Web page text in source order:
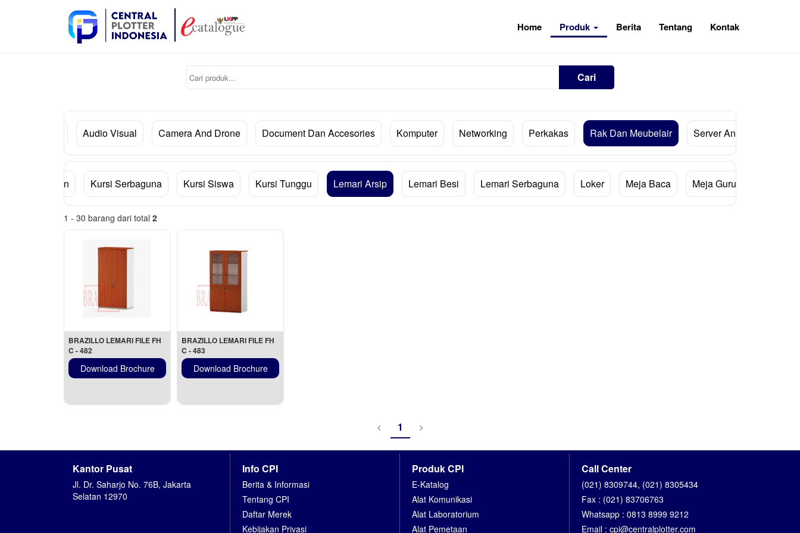
Home Produk Berita Tentang Kontak
Cari
Audio Visual Camera And Drone Document Dan Accesories Komputer Networking Perkakas Rak Dan Meubelair Server And Storage
Meja Makan Kursi Serbaguna Kursi Siswa Kursi Tunggu Lemari Arsip Lemari Besi Lemari Serbaguna Loker Meja Baca Meja Guru
1 - 30 barang dari total 2
BRAZILLO LEMARI FILE FH
C - 482
Download Brochure
BRAZILLO LEMARI FILE FH
C - 483
Download Brochure
1
Kantor Pusat
Jl. Dr. Saharjo No. 76B, Jakarta
Selatan 12970
Info CPI
Berita & Informasi
Tentang CPI
Daftar Merek
Kebijakan Privasi
Produk CPI
E-Katalog
Alat Komunikasi
Alat Laboratorium
Alat Pemetaan
Call Center
(021) 8309744, (021) 8305434
Fax : (021) 83706763
Whatsapp : 0813 8999 9212
Email : cpi@centralplotter.com